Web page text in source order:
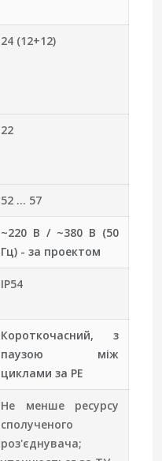
24 (12+12)
22
52 ... 57
~220 В / ~380 В (50
Гц) - за проектом
IP54
Короткочасний, з
паузою між
циклами за РЕ
Не менше ресурсу
сполученого
роз'єднувача;